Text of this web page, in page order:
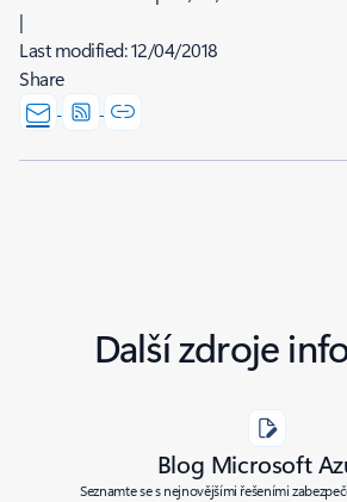
|
Last modified:12/04/2018
Share
Další zdroje
Blog Microsoft
Seznamte se s nejnovějšími řešeními